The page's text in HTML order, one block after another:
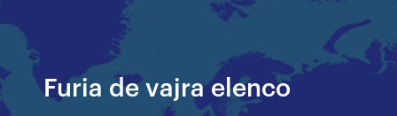
Furia de vajra elenco